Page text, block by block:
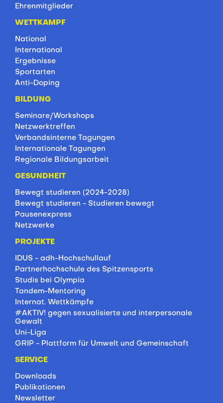
Ehrenmitglieder
WETTKAMPF
National
International
Ergebnisse
Sportarten
Anti-Doping
BILDUNG
Seminare/Workshops
Netzwerktreffen
Verbandsinterne Tagungen
Internationale Tagungen
Regionale Bildungsarbeit
GESUNDHEIT
Bewegt studieren (2024-2028)
Bewegt studieren - Studieren bewegt
Pausenexpress
Netzwerke
PROJEKTE
IDUS - adh-Hochschullauf
Partnerhochschule des Spitzensports
Studis bei Olympia
Tandem-Mentoring
Internat. Wettkämpfe
#AKTIV! gegen sexualisierte und interpersonale
Gewalt
Uni-Liga
GRIP - Plattform für Umwelt und Gemeinschaft
SERVICE
Downloads
Publikationen
Newsletter